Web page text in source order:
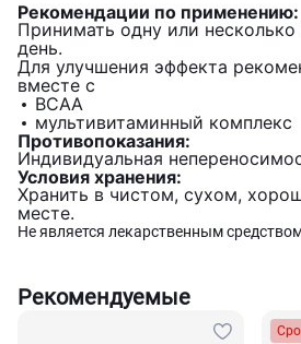
Рекомендации по применению:
Принимать одну или
день.
Для улучшения эффекта
вместе с
BCAA
мультивитаминный комплекс
Противопоказания:
Индивидуальная
Условия хранения:
Хранить в чистом, сухом,
месте.
Не является лекарственным
Рекомендуемые